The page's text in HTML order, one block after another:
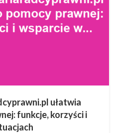
ułatwia
funkcje, korzyści i